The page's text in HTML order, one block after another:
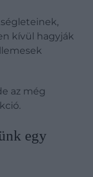
kívül hagyják
az még
egy